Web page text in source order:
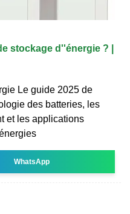
stockage d''énergie ? |
Le guide 2025 de
des batteries, les
et les applications
WhatsApp